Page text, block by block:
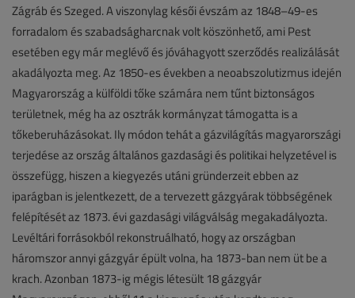
Zágráb és Szeged. A viszonylag késői évszám az 1848–49-es
forradalom és szabadságharcnak volt köszönhető, ami Pest
esetében egy már meglévő és jóváhagyott szerződés realizálását
akadályozta meg. Az 1850-es években a neoabszolutizmus idején
Magyarország a külföldi tőke számára nem tűnt biztonságos
területnek, még ha az osztrák kormányzat támogatta is a
tőkeberuházásokat. Ily módon tehát a gázvilágítás magyarországi
terjedése az ország általános gazdasági és politikai helyzetével is
összefügg, hiszen a kiegyezés utáni gründerzeit ebben az
iparágban is jelentkezett, de a tervezett gázgyárak többségének
felépítését az 1873. évi gazdasági világválság megakadályozta.
Levéltári forrásokból rekonstruálható, hogy az országban
háromszor annyi gázgyár épült volna, ha 1873-ban nem üt be a
krach. Azonban 1873-ig mégis létesült 18 gázgyár